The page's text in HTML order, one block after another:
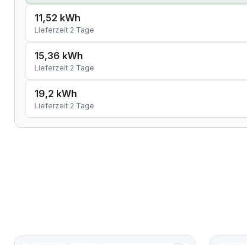
11,52 kWh
Lieferzeit 2 Tage
15,36 kWh
Lieferzeit 2 Tage
19,2 kWh
Lieferzeit 2 Tage